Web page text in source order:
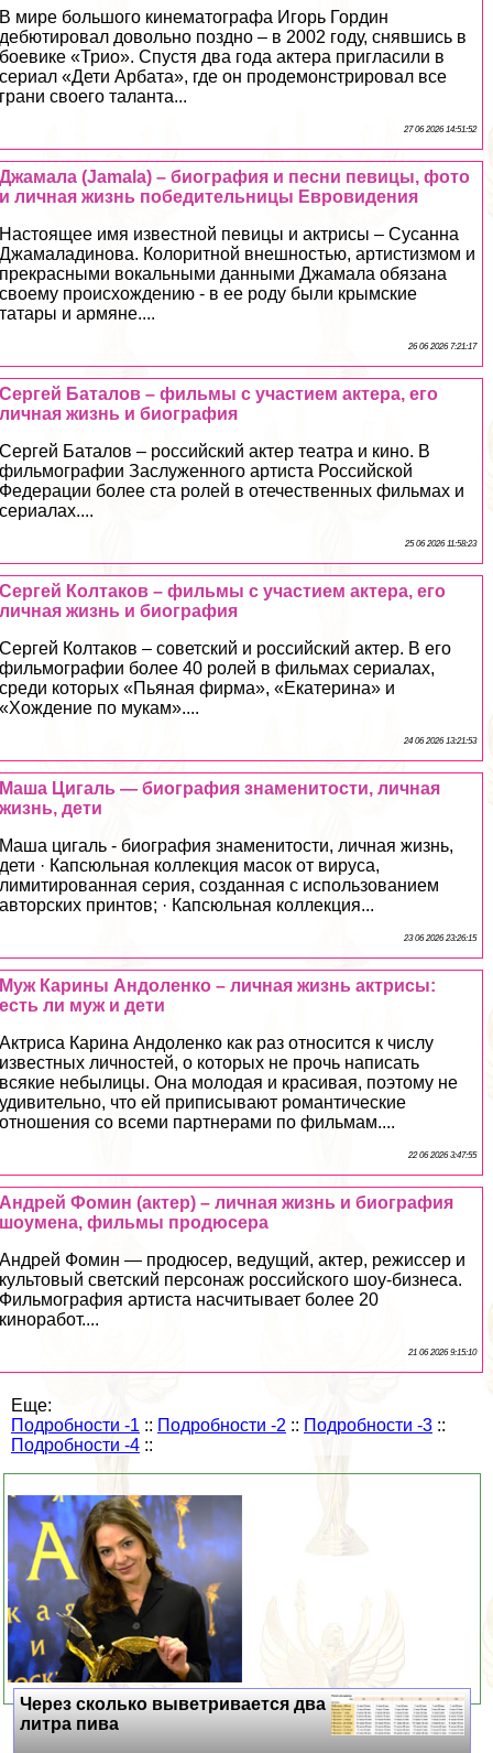
В мире большого кинематографа Игорь Гордин
дебютировал довольно поздно – в 2002 году, снявшись в
боевике «Трио». Спустя два года актера пригласили в
сериал «Дети Арбата», где он продемонстрировал все
грани своего таланта...
27 06 2026 14:51:52
Джамала (Jamala) – биография и песни певицы, фото
и личная жизнь победительницы Евровидения
Настоящее имя известной певицы и актрисы – Сусанна
Джамаладинова. Колоритной внешностью, артистизмом и
прекрасными вокальными данными Джамала обязана
своему происхождению - в ее роду были крымские
татары и армяне....
26 06 2026 7:21:17
Сергeй Баталов – фильмы с участием актера, его
личная жизнь и биография
Сергeй Баталов – российский актер театра и кино. В
фильмографии Заслуженного артиста Российской
Федерации более ста ролей в отечественных фильмах и
сериалах....
25 06 2026 11:58:23
Сергeй Колтаков – фильмы с участием актера, его
личная жизнь и биография
Сергeй Колтаков – советский и российский актер. В его
фильмографии более 40 ролей в фильмах сериалах,
среди которых «Пьяная фирма», «Екатерина» и
«Хождение по мукам»....
24 06 2026 13:21:53
Маша Цигаль — биография знаменитости, личная
жизнь, дети
Маша цигаль - биография знаменитости, личная жизнь,
дети · Капсюльная коллекция масок от вируса,
лимитированная серия, созданная с использованием
авторских принтов; · Капсюльная коллекция...
23 06 2026 23:26:15
Муж Карины Андоленко – личная жизнь актрисы:
есть ли муж и дети
Актриса Карина Андоленко как раз относится к числу
известных личностей, о которых не прочь написать
всякие небылицы. Она молодая и красивая, поэтому не
удивительно, что ей приписывают романтические
отношения со всеми партнерами по фильмам....
22 06 2026 3:47:55
Андрей Фомин (актер) – личная жизнь и биография
шоумена, фильмы продюсера
Андрей Фомин — продюсер, ведущий, актер, режиссер и
культовый светский персонаж российского шоу-бизнеса.
Фильмография артиста насчитывает более 20
киноработ....
21 06 2026 9:15:10
Еще:
Подробности -1 :: Подробности -2 :: Подробности -3 ::
Подробности -4 ::
Через сколько выветривается два
литра пива